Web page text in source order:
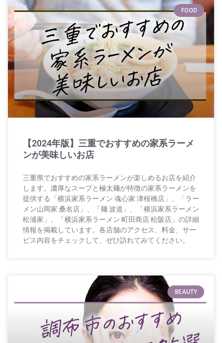
FOOD
【2024年版】三重でおすすめの家系ラーメ
ンが美味しいお店
三重県でおすすめの家系ラーメンが楽しめるお店を紹介
します。濃厚なスープと極太麺が特徴の家系ラーメンを
提供する「横浜家系ラーメン 魂心家 津桜橋店」、「ラー
メン山岡家 桑名店」、「麺 波道」、「横浜家系ラーメン
松浦家」、「横浜家系ラーメン 町田商店 松阪店」の詳細
情報を掲載しています。各店舗のアクセス、料金、サー
ビス内容をチェックして、ぜひ訪れてみてください。
BEAUTY